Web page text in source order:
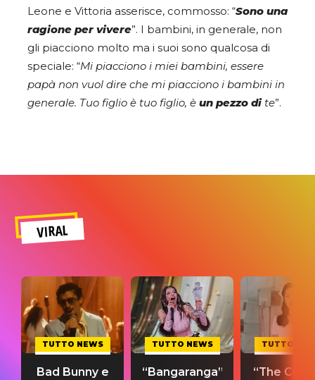
Leone e Vittoria asserisce, commosso: “Sono una
ragione per vivere”. I bambini, in generale, non
gli piacciono molto ma i suoi sono qualcosa di
speciale: “Mi piacciono i miei bambini, essere
papà non vuol dire che mi piacciono i bambini in
generale. Tuo figlio è tuo figlio, è un pezzo dite”.
VIRAL
TUTTO NEWS
Bad Bunny e
TUTTO NEWS
“Bangaranga”
TUTTO
“The